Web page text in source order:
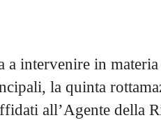
intervenire in
la quinta
all’Agente della